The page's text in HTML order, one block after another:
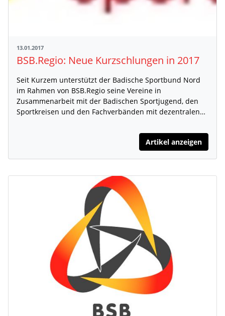
13.01.2017
BSB.Regio: Neue Kurzschlungen in 2017
Seit Kurzem unterstützt der Badische Sportbund Nord
im Rahmen von BSB.Regio seine Vereine in
Zusammenarbeit mit der Badischen Sportjugend, den
Sportkreisen und den Fachverbänden mit dezentralen…
Artikel anzeigen